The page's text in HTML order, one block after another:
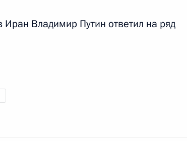
зоны свободной торговли
Эбрахимом Раиси
Владимир Путин ответил на ряд